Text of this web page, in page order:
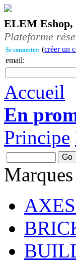
ELEM Eshop,
Plateforme
Se connecter: (créer un
email:
Accueil
En
Principe
Marques